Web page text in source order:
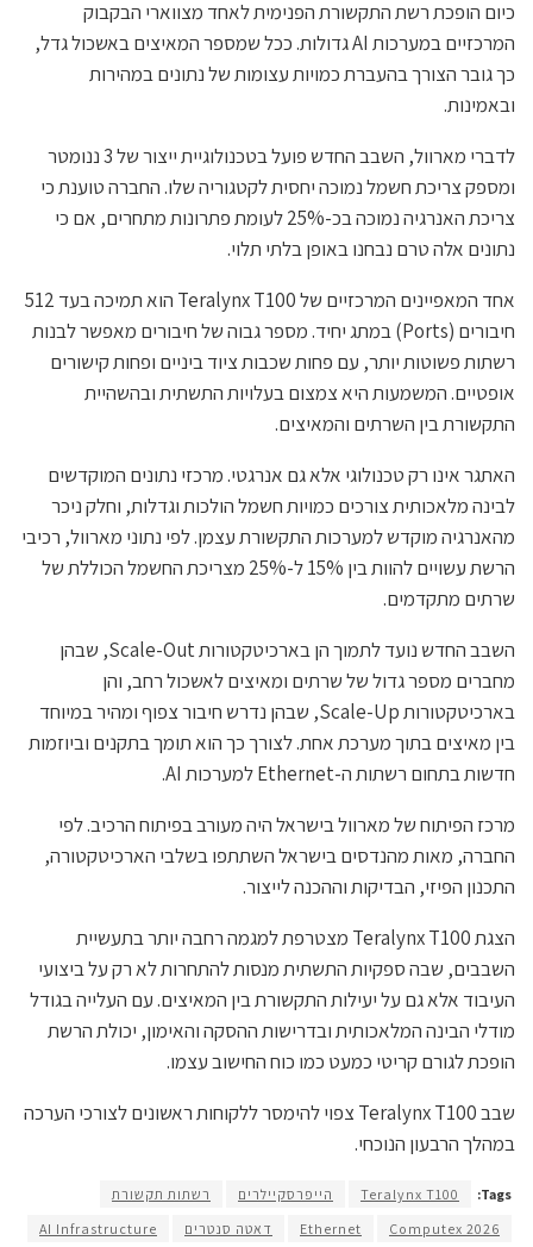
כיום הופכת רשת התקשורת הפנימית לאחד מצווארי הבקבוק
המרכזיים במערכות AI גדולות. ככל שמספר המאיצים באשכול גדל,
כך גובר הצורך בהעברת כמויות עצומות של נתונים במהירות
ובאמינות.
לדברי מארוול, השבב החדש פועל בטכנולוגיית ייצור של 3 ננומטר
ומספק צריכת חשמל נמוכה יחסית לקטגוריה שלו. החברה טוענת כי
צריכת האנרגיה נמוכה בכ-25% לעומת פתרונות מתחרים, אם כי
נתונים אלה טרם נבחנו באופן בלתי תלוי.
אחד המאפיינים המרכזיים של Teralynx T100 הוא תמיכה בעד 512
חיבורים (Ports) במתג יחיד. מספר גבוה של חיבורים מאפשר לבנות
רשתות פשוטות יותר, עם פחות שכבות ציוד ביניים ופחות קישורים
אופטיים. המשמעות היא צמצום בעלויות התשתית ובהשהיית
התקשורת בין השרתים והמאיצים.
האתגר אינו רק טכנולוגי אלא גם אנרגטי. מרכזי נתונים המוקדשים
לבינה מלאכותית צורכים כמויות חשמל הולכות וגדלות, וחלק ניכר
מהאנרגיה מוקדש למערכות התקשורת עצמן. לפי נתוני מארוול, רכיבי
הרשת עשויים להוות בין 15% ל-25% מצריכת החשמל הכוללת של
שרתים מתקדמים.
השבב החדש נועד לתמוך הן בארכיטקטורות Scale-Out, שבהן
מחברים מספר גדול של שרתים ומאיצים לאשכול רחב, והן
בארכיטקטורות Scale-Up, שבהן נדרש חיבור צפוף ומהיר במיוחד
בין מאיצים בתוך מערכת אחת. לצורך כך הוא תומך בתקנים וביוזמות
חדשות בתחום רשתות ה-Ethernet למערכות AI.
מרכז הפיתוח של מארוול בישראל היה מעורב בפיתוח הרכיב. לפי
החברה, מאות מהנדסים בישראל השתתפו בשלבי הארכיטקטורה,
התכנון הפיזי, הבדיקות וההכנה לייצור.
הצגת Teralynx T100 מצטרפת למגמה רחבה יותר בתעשיית
השבבים, שבה ספקיות התשתית מנסות להתחרות לא רק על ביצועי
העיבוד אלא גם על יעילות התקשורת בין המאיצים. עם העלייה בגודל
מודלי הבינה המלאכותית ובדרישות ההסקה והאימון, יכולת הרשת
הופכת לגורם קריטי כמעט כמו כוח החישוב עצמו.
שבב Teralynx T100 צפוי להימסר ללקוחות ראשונים לצורכי הערכה
במהלך הרבעון הנוכחי.
Tags:
Teralynx T100 הייפרסקיילרים
רשתות תקשורת
Computex 2026
Ethernet דאטה סנטרים
AI Infrastructure